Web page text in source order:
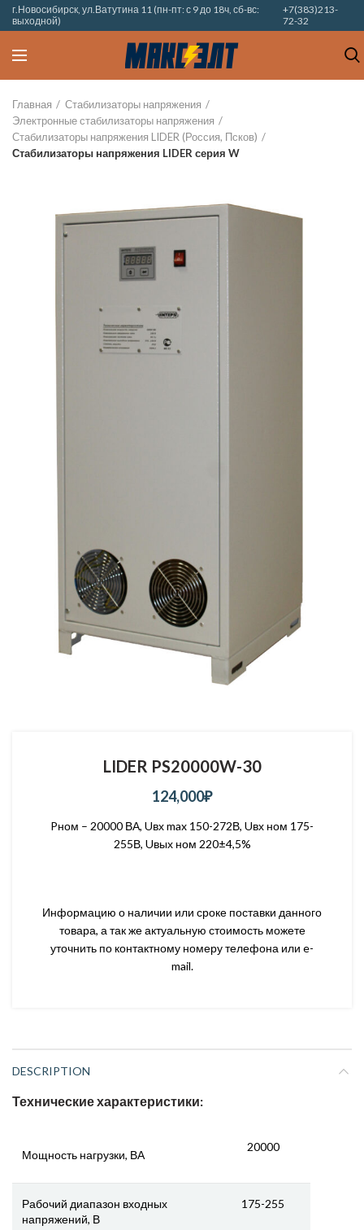
г.Новосибирск, ул.Ватутина 11 (пн-пт: с 9 до 18ч, сб-вс:
выходной)
+7(383)213-
72-32
Главная
Стабилизаторы напряжения
Электронные стабилизаторы напряжения
Стабилизаторы напряжения LIDER (Россия, Псков)
Стабилизаторы напряжения LIDER серия W
LIDER PS20000W-30
124,000₽
Pном – 20000 ВА, Uвх max 150-272В, Uвх ном 175-
255В, Uвых ном 220±4,5%
Информацию о наличии или сроке поставки данного
товара, а так же актуальную стоимость можете
уточнить по контактному номеру телефона или e-
mail.
DESCRIPTION
Технические характеристики:
Мощность нагрузки, ВА
20000
Рабочий диапазон входных
напряжений, В
175-255